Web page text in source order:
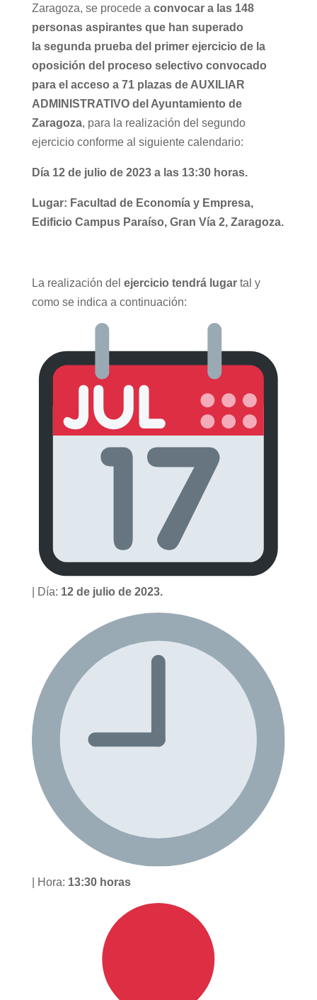
Zaragoza, se procede a convocar a las 148
personas aspirantes que han superado
la segunda prueba del primer ejercicio de la
oposición del proceso selectivo convocado
para el acceso a 71 plazas de AUXILIAR
ADMINISTRATIVO del Ayuntamiento de
Zaragoza, para la realización del segundo
ejercicio conforme al siguiente calendario:
Día 12 de julio de 2023 a las 13:30 horas.
Lugar: Facultad de Economía y Empresa,
Edificio Campus Paraíso, Gran Vía 2, Zaragoza.
La realización del ejercicio tendrá lugartal y
como se indica a continuación:
| Día: 12 de julio de 2023.
| Hora: 13:30 horas